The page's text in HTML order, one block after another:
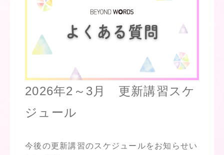
2026年2～3月 更新講習スケ
ジュール
今後の更新講習のスケジュールをお知らせい